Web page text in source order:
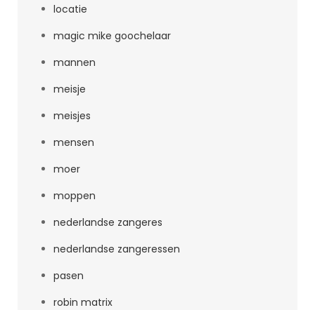
locatie
magic mike goochelaar
mannen
meisje
meisjes
mensen
moer
moppen
nederlandse zangeres
nederlandse zangeressen
pasen
robin matrix